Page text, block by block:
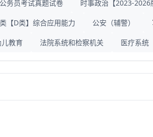
务员考试真题试卷 时事政治【2023-2026
【D类】综合应用能力 公安（辅警）
儿教育 法院系统和检察机关 医疗系统